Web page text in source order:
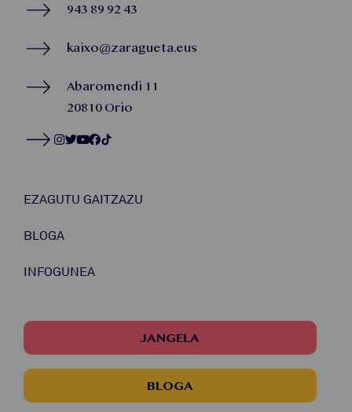
943 89 92 43
kaixo@zaragueta.eus
Abaromendi 11
20810 Orio
EZAGUTU GAITZAZU
BLOGA
INFOGUNEA
JANGELA
BLOGA